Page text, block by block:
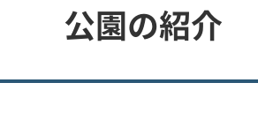
公園の紹介